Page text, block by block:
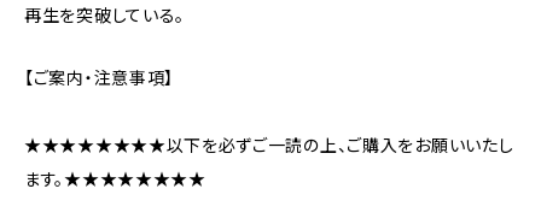
再生を突破している。
【ご案内・注意事項】
★★★★★★★★以下を必ずご一読の上、ご購入をお願いいたし
ます。★★★★★★★★